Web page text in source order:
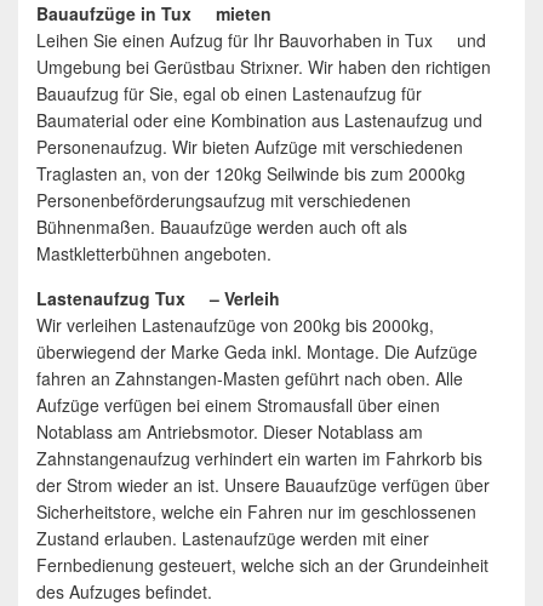
Bauaufzüge in Tux mieten
Leihen Sie einen Aufzug für Ihr Bauvorhaben in Tux und
Umgebung bei Gerüstbau Strixner. Wir haben den richtigen
Bauaufzug für Sie, egal ob einen Lastenaufzug für
Baumaterial oder eine Kombination aus Lastenaufzug und
Personenaufzug. Wir bieten Aufzüge mit verschiedenen
Traglasten an, von der 120kg Seilwinde bis zum 2000kg
Personenbeförderungsaufzug mit verschiedenen
Bühnenmaßen. Bauaufzüge werden auch oft als
Mastkletterbühnen angeboten.
Lastenaufzug Tux – Verleih
Wir verleihen Lastenaufzüge von 200kg bis 2000kg,
überwiegend der Marke Geda inkl. Montage. Die Aufzüge
fahren an Zahnstangen-Masten geführt nach oben. Alle
Aufzüge verfügen bei einem Stromausfall über einen
Notablass am Antriebsmotor. Dieser Notablass am
Zahnstangenaufzug verhindert ein warten im Fahrkorb bis
der Strom wieder an ist. Unsere Bauaufzüge verfügen über
Sicherheitstore, welche ein Fahren nur im geschlossenen
Zustand erlauben. Lastenaufzüge werden mit einer
Fernbedienung gesteuert, welche sich an der Grundeinheit
des Aufzuges befindet.